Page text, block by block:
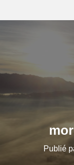
Publié